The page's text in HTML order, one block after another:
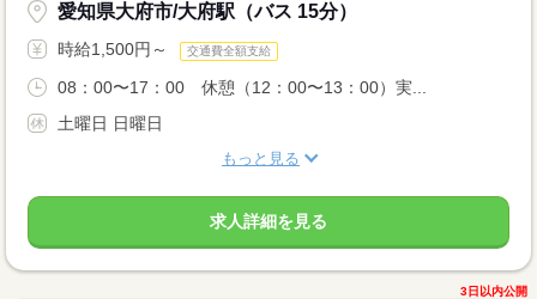
愛知県大府市/大府駅（バス 15分）
時給1,500円～ 交通費全額支給
08：00〜17：00 休憩（12：00〜13：00）実...
土曜日 日曜日
もっと見る
求人詳細を見る
3日以内公開